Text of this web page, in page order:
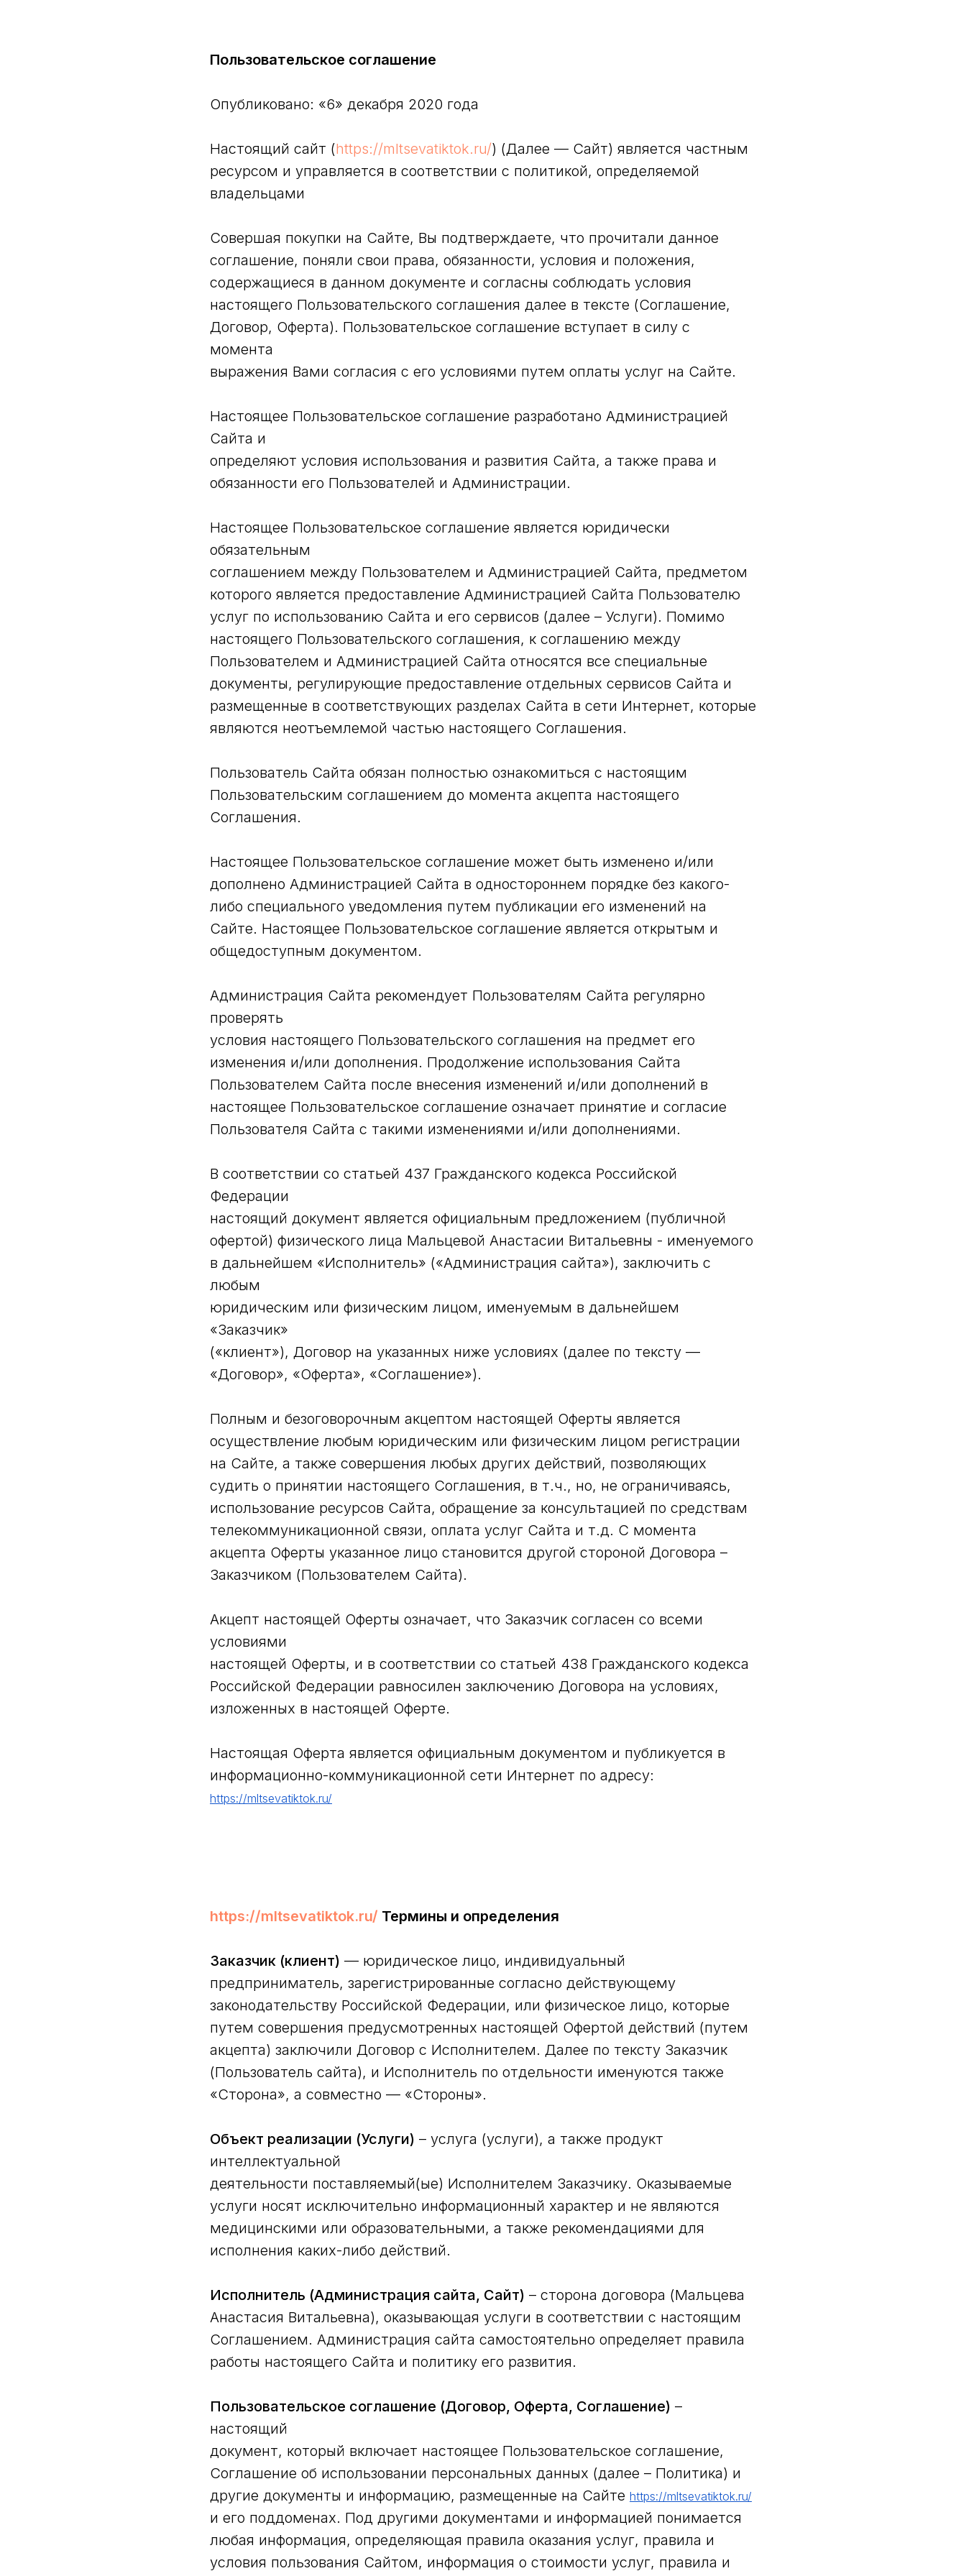
Пользовательское соглашение
Опубликовано: «6» декабря 2020 года
Настоящий сайт (https://mltsevatiktok.ru/) (Далее — Сайт) является частным
ресурсом и управляется в соответствии с политикой, определяемой
владельцами
Совершая покупки на Сайте, Вы подтверждаете, что прочитали данное
соглашение, поняли свои права, обязанности, условия и положения,
содержащиеся в данном документе и согласны соблюдать условия
настоящего Пользовательского соглашения далее в тексте (Соглашение,
Договор, Оферта). Пользовательское соглашение вступает в силу с
момента
выражения Вами согласия с его условиями путем оплаты услуг на Сайте.
Настоящее Пользовательское соглашение разработано Администрацией
Сайта и
определяют условия использования и развития Сайта, а также права и
обязанности его Пользователей и Администрации.
Настоящее Пользовательское соглашение является юридически
обязательным
соглашением между Пользователем и Администрацией Сайта, предметом
которого является предоставление Администрацией Сайта Пользователю
услуг по использованию Сайта и его сервисов (далее – Услуги). Помимо
настоящего Пользовательского соглашения, к соглашению между
Пользователем и Администрацией Сайта относятся все специальные
документы, регулирующие предоставление отдельных сервисов Сайта и
размещенные в соответствующих разделах Сайта в сети Интернет, которые
являются неотъемлемой частью настоящего Соглашения.
Пользователь Сайта обязан полностью ознакомиться с настоящим
Пользовательским соглашением до момента акцепта настоящего
Соглашения.
Настоящее Пользовательское соглашение может быть изменено и/или
дополнено Администрацией Сайта в одностороннем порядке без какого-
либо специального уведомления путем публикации его изменений на
Сайте. Настоящее Пользовательское соглашение является открытым и
общедоступным документом.
Администрация Сайта рекомендует Пользователям Сайта регулярно
проверять
условия настоящего Пользовательского соглашения на предмет его
изменения и/или дополнения. Продолжение использования Сайта
Пользователем Сайта после внесения изменений и/или дополнений в
настоящее Пользовательское соглашение означает принятие и согласие
Пользователя Сайта с такими изменениями и/или дополнениями.
В соответствии со статьей 437 Гражданского кодекса Российской
Федерации
настоящий документ является официальным предложением (публичной
офертой) физического лица Мальцевой Анастасии Витальевны - именуемого
в дальнейшем «Исполнитель» («Администрация сайта»), заключить с
любым
юридическим или физическим лицом, именуемым в дальнейшем
«Заказчик»
(«клиент»), Договор на указанных ниже условиях (далее по тексту —
«Договор», «Оферта», «Соглашение»).
Полным и безоговорочным акцептом настоящей Оферты является
осуществление любым юридическим или физическим лицом регистрации
на Сайте, а также совершения любых других действий, позволяющих
судить о принятии настоящего Соглашения, в т.ч., но, не ограничиваясь,
использование ресурсов Сайта, обращение за консультацией по средствам
телекоммуникационной связи, оплата услуг Сайта и т.д. С момента
акцепта Оферты указанное лицо становится другой стороной Договора –
Заказчиком (Пользователем Сайта).
Акцепт настоящей Оферты означает, что Заказчик согласен со всеми
условиями
настоящей Оферты, и в соответствии со статьей 438 Гражданского кодекса
Российской Федерации равносилен заключению Договора на условиях,
изложенных в настоящей Оферте.
Настоящая Оферта является официальным документом и публикуется в
информационно-коммуникационной сети Интернет по адресу:
https://mltsevatiktok.ru/
https://mltsevatiktok.ru/ Термины и определения
Заказчик (клиент) — юридическое лицо, индивидуальный
предприниматель, зарегистрированные согласно действующему
законодательству Российской Федерации, или физическое лицо, которые
путем совершения предусмотренных настоящей Офертой действий (путем
акцепта) заключили Договор с Исполнителем. Далее по тексту Заказчик
(Пользователь сайта), и Исполнитель по отдельности именуются также
«Сторона», а совместно — «Стороны».
Объект реализации (Услуги) – услуга (услуги), а также продукт
интеллектуальной
деятельности поставляемый(ые) Исполнителем Заказчику. Оказываемые
услуги носят исключительно информационный характер и не являются
медицинскими или образовательными, а также рекомендациями для
исполнения каких-либо действий.
Исполнитель (Администрация сайта, Сайт) – сторона договора (Мальцева
Анастасия Витальевна), оказывающая услуги в соответствии с настоящим
Соглашением. Администрация сайта самостоятельно определяет правила
работы настоящего Сайта и политику его развития.
Пользовательское соглашение (Договор, Оферта, Соглашение) –
настоящий
документ, который включает настоящее Пользовательское соглашение,
Соглашение об использовании персональных данных (далее – Политика) и
другие документы и информацию, размещенные на Сайте https://mltsevatiktok.ru/
и его поддоменах. Под другими документами и информацией понимается
любая информация, определяющая правила оказания услуг, правила и
условия пользования Сайтом, информация о стоимости услуг, правила и